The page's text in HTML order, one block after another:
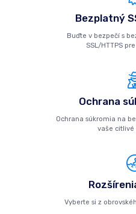
Bezplatný
Buďte v bezpečí s
SSL/HTTPS
Ochrana
Ochrana súkromia na
vaše
Vyberte si z